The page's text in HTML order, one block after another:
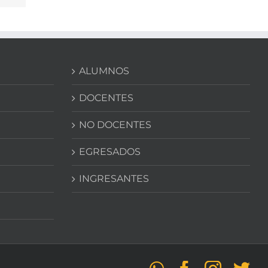
ALUMNOS
DOCENTES
NO DOCENTES
EGRESADOS
INGRESANTES